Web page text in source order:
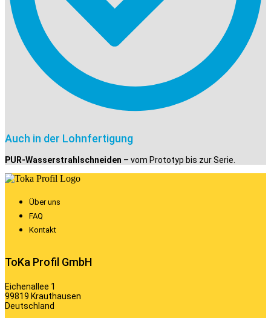
Auch in der Lohnfertigung
PUR-Wasserstrahlschneiden – vom Prototyp bis zur Serie.
Über uns
FAQ
Kontakt
ToKa Profil GmbH
Eichenallee 1
99819 Krauthausen
Deutschland